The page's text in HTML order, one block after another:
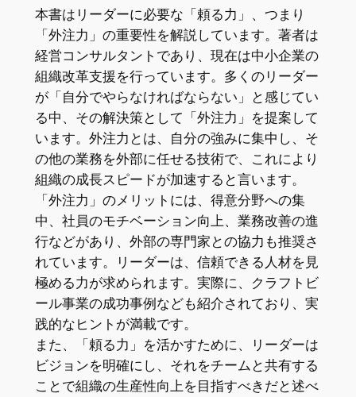
本書はリーダーに必要な「頼る力」、つまり
「外注力」の重要性を解説しています。著者は
経営コンサルタントであり、現在は中小企業の
組織改革支援を行っています。多くのリーダー
が「自分でやらなければならない」と感じてい
る中、その解決策として「外注力」を提案して
います。外注力とは、自分の強みに集中し、そ
の他の業務を外部に任せる技術で、これにより
組織の成長スピードが加速すると言います。
「外注力」のメリットには、得意分野への集
中、社員のモチベーション向上、業務改善の進
行などがあり、外部の専門家との協力も推奨さ
れています。リーダーは、信頼できる人材を見
極める力が求められます。実際に、クラフトビ
ール事業の成功事例なども紹介されており、実
践的なヒントが満載です。
また、「頼る力」を活かすために、リーダーは
ビジョンを明確にし、それをチームと共有する
ことで組織の生産性向上を目指すべきだと述べ